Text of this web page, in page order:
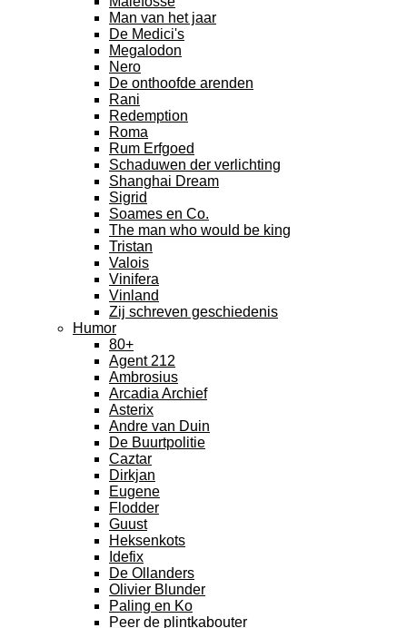
Man van het jaar
De Medici's
Megalodon
Nero
De onthoofde arenden
Rani
Redemption
Roma
Rum Erfgoed
Schaduwen der verlichting
Shanghai Dream
Sigrid
Soames en Co.
The man who would be king
Tristan
Valois
Vinifera
Vinland
Zij schreven geschiedenis
Humor
80+
Agent 212
Ambrosius
Arcadia Archief
Asterix
Andre van Duin
De Buurtpolitie
Caztar
Dirkjan
Eugene
Flodder
Guust
Heksenkots
Idefix
De Ollanders
Olivier Blunder
Paling en Ko
Peer de plintkabouter